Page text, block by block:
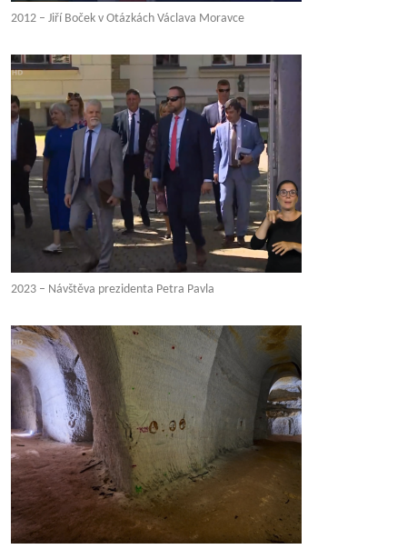
2012 – Jiří Boček v Otázkách Václava Moravce
2023 – Návštěva prezidenta Petra Pavla